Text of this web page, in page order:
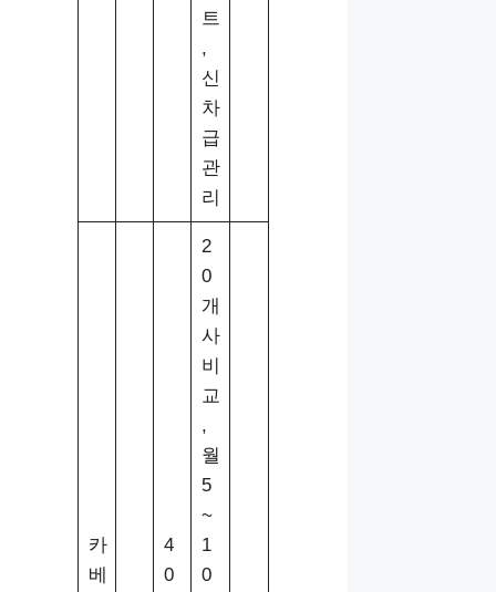
트
,
신
차
급
관
리
카
베
4
0
2
0
개
사
비
교
,
월
5
~
1
0